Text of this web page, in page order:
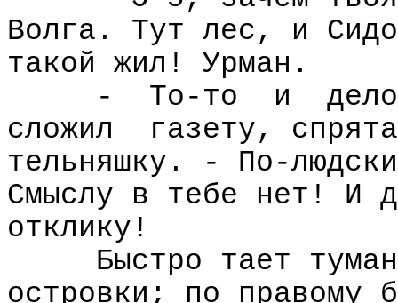
Волга. Тут лес, и
такой жил! Урман.
-
То-то и
сложил
газету,
тельняшку. - По-
Смыслу в тебе нет! И
отклику!
Быстро тает
островки; по правому